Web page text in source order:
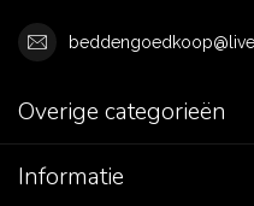
Overige categorieën
Informatie